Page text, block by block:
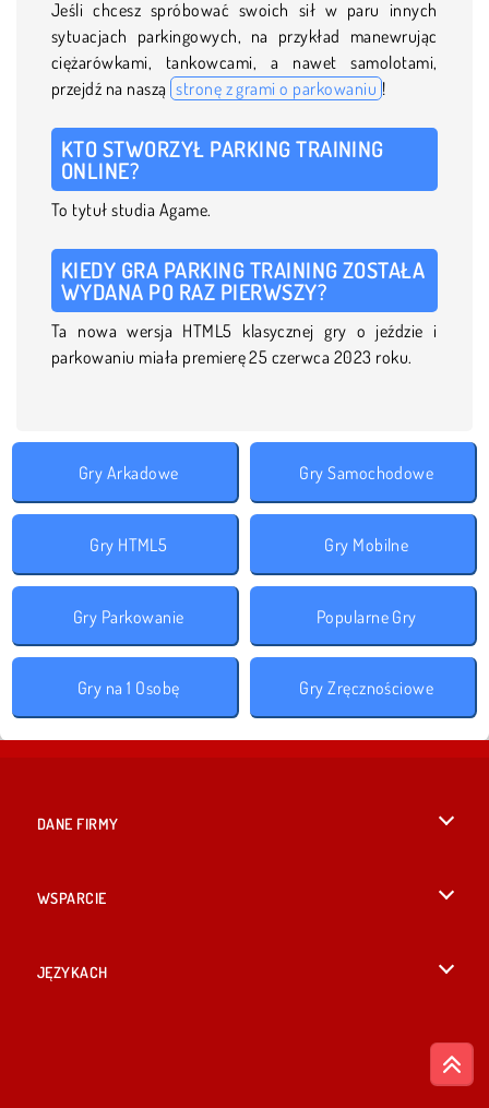
Jeśli chcesz spróbować swoich sił w paru innych
sytuacjach parkingowych, na przykład manewrując
ciężarówkami, tankowcami, a nawet samolotami,
przejdź na naszą stronę z grami o parkowaniu !
KTO STWORZYŁ PARKING TRAINING
ONLINE?
To tytuł studia Agame.
KIEDY GRA PARKING TRAINING ZOSTAŁA
WYDANA PO RAZ PIERWSZY?
Ta nowa wersja HTML5 klasycznej gry o jeździe i
parkowaniu miała premierę 25 czerwca 2023 roku.
Gry Arkadowe Gry Samochodowe
Gry HTML5 Gry Mobilne
Gry Parkowanie Popularne Gry
Gry na 1 Osobę Gry Zręcznościowe
DANE FIRMY
WSPARCIE
JĘZYKACH